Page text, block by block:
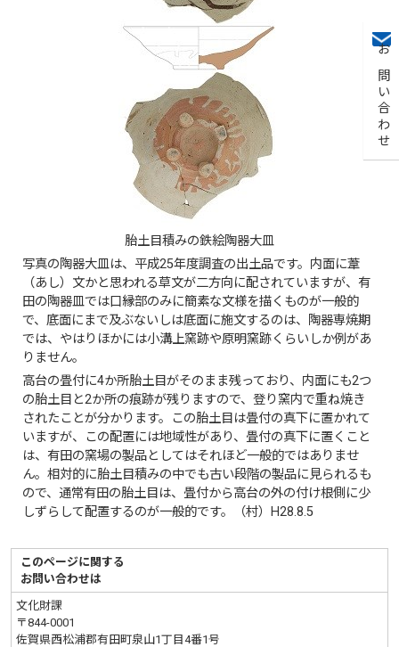
お問い合わせ
胎土目積みの鉄絵陶器大皿
写真の陶器大皿は、平成25年度調査の出土品です。内面に葦
（あし）文かと思われる草文が二方向に配されていますが、有
田の陶器皿では口縁部のみに簡素な文様を描くものが一般的
で、底面にまで及ぶないしは底面に施文するのは、陶器専焼期
では、やはりほかには小溝上窯跡や原明窯跡くらいしか例があ
りません。
高台の畳付に4か所胎土目がそのまま残っており、内面にも2つ
の胎土目と2か所の痕跡が残りますので、登り窯内で重ね焼き
されたことが分かります。この胎土目は畳付の真下に置かれて
いますが、この配置には地域性があり、畳付の真下に置くこと
は、有田の窯場の製品としてはそれほど一般的ではありませ
ん。相対的に胎土目積みの中でも古い段階の製品に見られるも
ので、通常有田の胎土目は、畳付から高台の外の付け根側に少
しずらして配置するのが一般的です。（村）H28.8.5
このページに関する
お問い合わせは
文化財課
〒844-0001
佐賀県西松浦郡有田町泉山1丁目4番1号